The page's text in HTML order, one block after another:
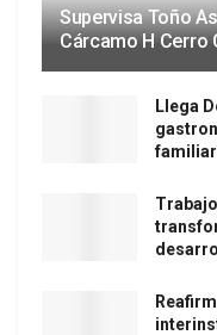
Supervisa Toño
Cárcamo H Cerro
Llega